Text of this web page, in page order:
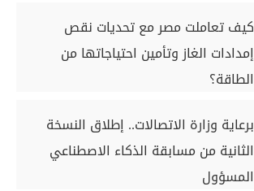
كيف تعاملت مصر مع تحديات نقص
إمدادات الغاز وتأمين احتياجاتها من
الطاقة؟
برعاية وزارة الاتصالات.. إطلاق النسخة
الثانية من مسابقة الذكاء الاصطناعي
المسؤول